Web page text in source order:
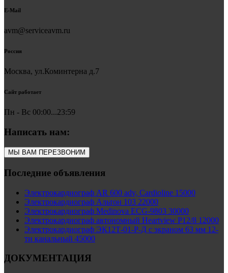
E-Mail
avm@serviceavm.ru
Россия
Москва, ул.Коминтерна д.7
Сайт работает
Пн - Вс 00:00...23:59
Написать нам:
МЫ ВАМ ПЕРЕЗВОНИМ
Последние объявления
Электрокардиограф AR 600 adv, Cardioline 15000
Электрокардиограф Альтон 103 22000
Электрокардиограф Medinova ECG-9803 30000
Электрокардиограф автономный Heartview P12/8 12000
Электрокардиограф ЭК12Т-01-Р-Д с экраном 63 мм 12-
ти канальный 45000
ДОКУМЕНТАЦИЯ